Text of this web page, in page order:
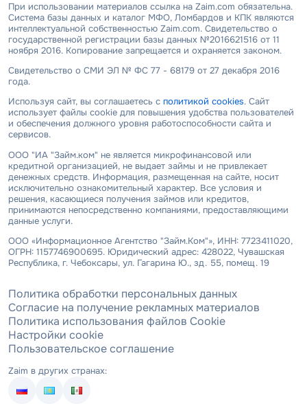
При использовании материалов ссылка на Zaim.com обязательна.
Система базы данных и каталог МФО, Ломбардов и КПК являются
интеллектуальной собственностью Zaim.com. Свидетельство о
государственной регистрации базы данных №2016621516 от 11
ноября 2016. Копирование запрещается и охраняется законом.
Свидетельство о СМИ ЭЛ № ФС 77 - 68179 от 27 декабря 2016
года.
Используя сайт, вы соглашаетесь с политикой cookies. Сайт
использует файлы cookie для повышения удобства пользователей
и обеспечения должного уровня работоспособности сайта и
сервисов.
ООО "ИА "Займ.ком" не является микрофинансовой или
кредитной организацией, не выдает займы и не привлекает
денежных средств. Информация, размещенная на сайте, носит
исключительно ознакомительный характер. Все условия и
решения, касающиеся получения займов или кредитов,
принимаются непосредственно компаниями, предоставляющими
данные услуги.
ООО «Информационное Агентство "Займ.Ком"», ИНН: 7723411020,
ОГРН: 1157746900695. Юридический адрес: 428022, Чувашская
Республика, г. Чебоксары, ул. Гагарина Ю., зд. 55, помещ. 19
Политика обработки персональных данных
Согласие на получение рекламных материалов
Политика использования файлов Cookie
Настройки cookie
Пользовательское соглашение
Zaim в других странах: